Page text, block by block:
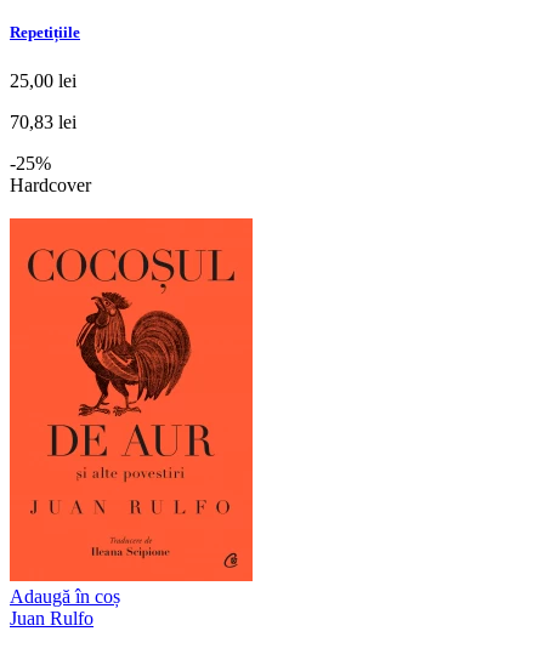
Repetițiile
25,00 lei
70,83 lei
-25%
Hardcover
Adaugă în coș
Juan Rulfo